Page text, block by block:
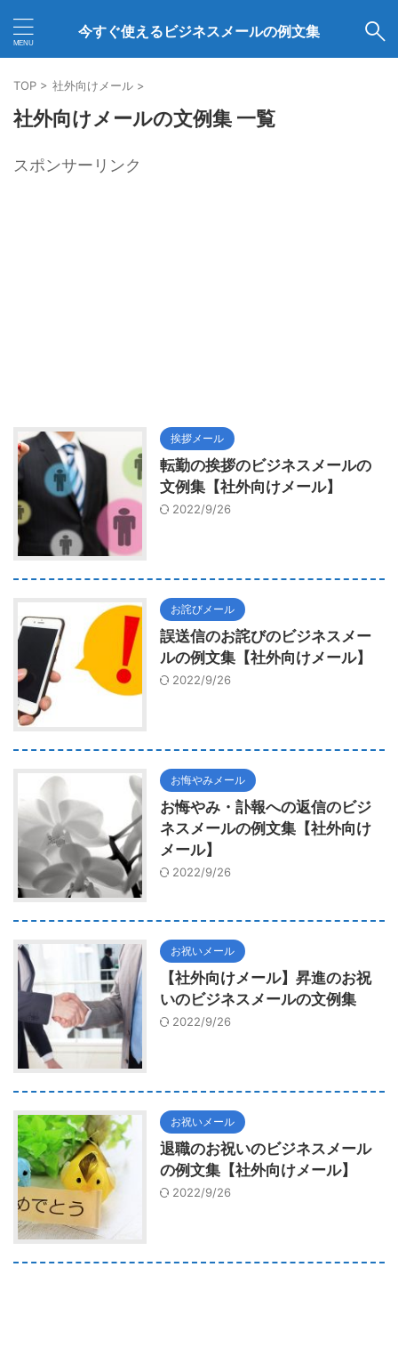
今すぐ使えるビジネスメールの例文集
TOP > 社外向けメール >
社外向けメールの文例集 一覧
スポンサーリンク
挨拶メール
転勤の挨拶のビジネスメールの
文例集【社外向けメール】
2022/9/26
お詫びメール
誤送信のお詫びのビジネスメー
ルの例文集【社外向けメール】
2022/9/26
お悔やみメール
お悔やみ・訃報への返信のビジ
ネスメールの例文集【社外向け
メール】
2022/9/26
お祝いメール
【社外向けメール】昇進のお祝
いのビジネスメールの文例集
2022/9/26
お祝いメール
退職のお祝いのビジネスメール
の例文集【社外向けメール】
2022/9/26